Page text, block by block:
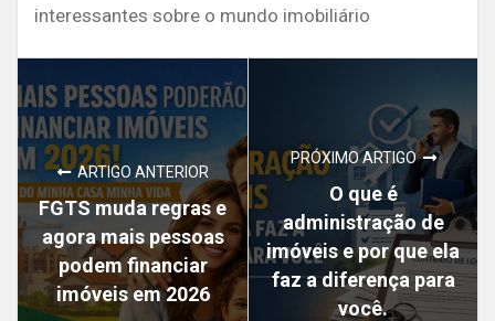
interessantes sobre o mundo imobiliário
ARTIGO ANTERIOR
FGTS muda regras e
agora mais pessoas
podem financiar
imóveis em 2026
PRÓXIMO ARTIGO
O que é
administração de
imóveis e por que ela
faz a diferença para
você.